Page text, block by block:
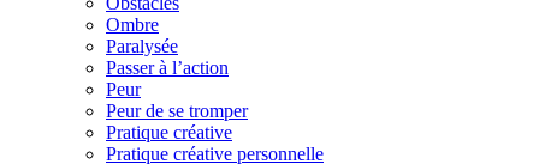
Ombre
Paralysée
Passer à l’action
Peur
Peur de se tromper
Pratique créative
Pratique créative personnelle